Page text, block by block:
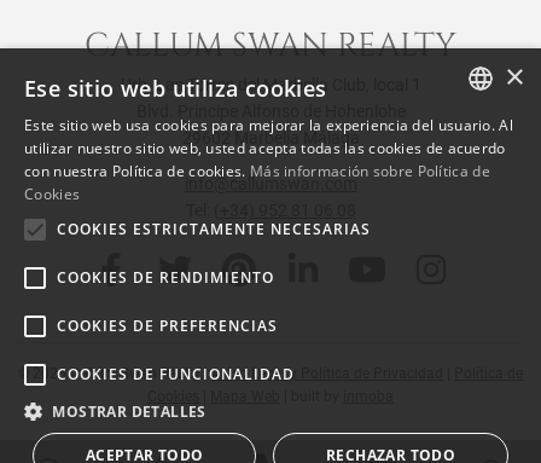
CALLUM SWAN REALTY
Urb. Las Torres del Marbella Club, local 1
29602 Marbella Málaga
© 2026Callum Swan Realty |Aviso Legal y Política de Privacidad
ENGLISH
SPANISH
×
Ese sitio web utiliza cookies
Este sitio web usa cookies para mejorar la experiencia del usuario. Al
utilizar nuestro sitio web, usted acepta todas las cookies de acuerdo
con nuestra Política de cookies. Más información sobre Política de
Cookies
COOKIES ESTRICTAMENTE NECESARIAS
COOKIES DE RENDIMIENTO
COOKIES DE PREFERENCIAS
COOKIES DE FUNCIONALIDAD
MOSTRAR DETALLES
ACEPTAR TODO RECHAZAR TODO